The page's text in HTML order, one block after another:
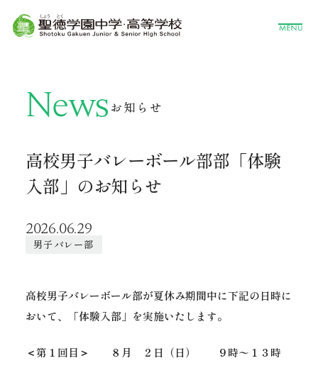
News お知らせ
高校男子バレーボール部部「体験
入部」のお知らせ
2026.06.29
男子バレー部
高校男子バレーボール部が夏休み期間中に下記の日時に
おいて、「体験入部」を実施いたします。
＜第１回目＞ ８月 ２ 日（日） ９時〜１３時